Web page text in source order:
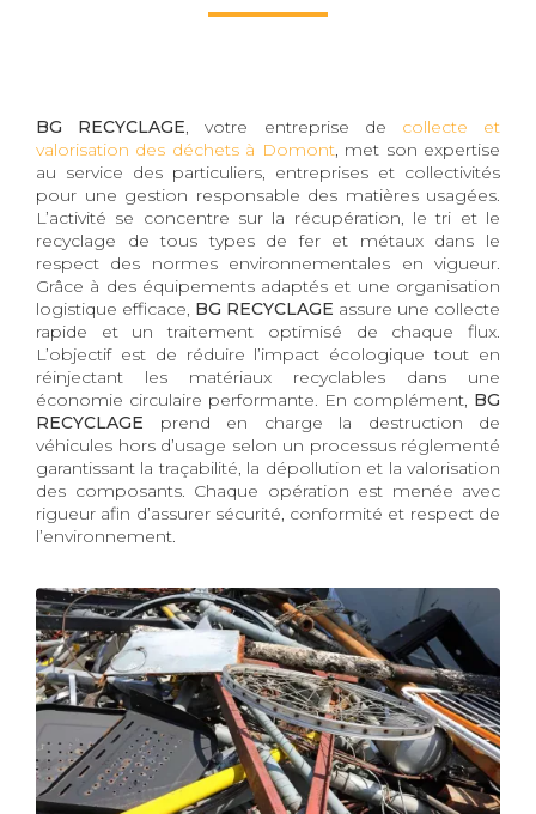
BG RECYCLAGE, votre entreprise de collecte et
valorisation des déchets à Domont, met son expertise
au service des particuliers, entreprises et collectivités
pour une gestion responsable des matières usagées.
L’activité se concentre sur la récupération, le tri et le
recyclage de tous types de fer et métaux dans le
respect des normes environnementales en vigueur.
Grâce à des équipements adaptés et une organisation
logistique efficace, BG RECYCLAGE assure une collecte
rapide et un traitement optimisé de chaque flux.
L’objectif est de réduire l’impact écologique tout en
réinjectant les matériaux recyclables dans une
économie circulaire performante. En complément, BG
RECYCLAGE prend en charge la destruction de
véhicules hors d’usage selon un processus réglementé
garantissant la traçabilité, la dépollution et la valorisation
des composants. Chaque opération est menée avec
rigueur afin d’assurer sécurité, conformité et respect de
l’environnement.